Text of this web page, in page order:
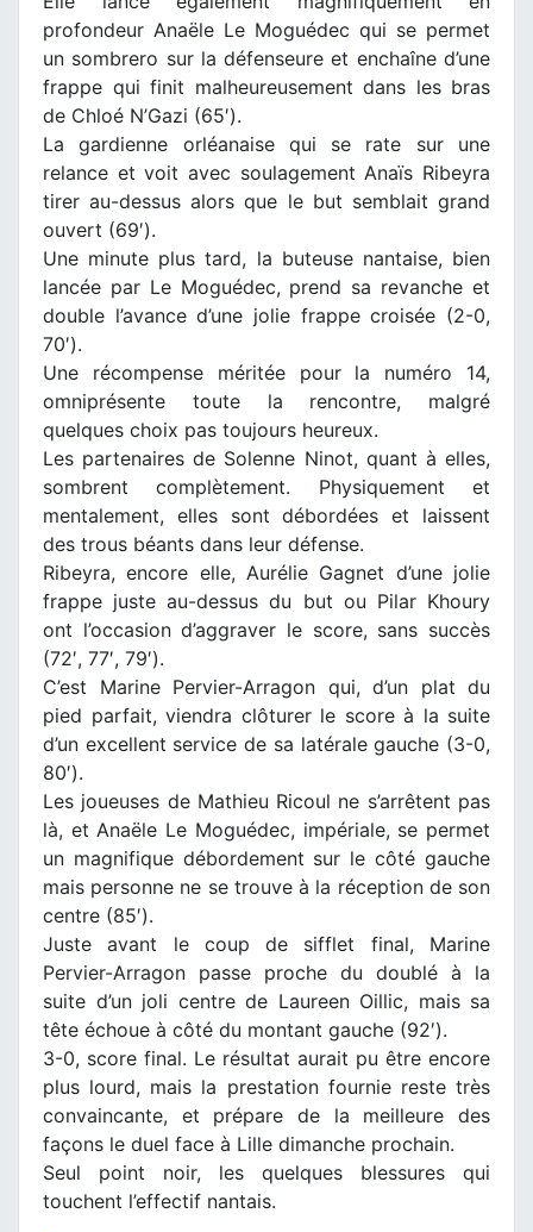
profondeur Anaële Le Moguédec qui se permet
un sombrero sur la défenseure et enchaîne d’une
frappe qui finit malheureusement dans les bras
de Chloé N’Gazi (65′).
La gardienne orléanaise qui se rate sur une
relance et voit avec soulagement Anaïs Ribeyra
tirer au-dessus alors que le but semblait grand
ouvert (69′).
Une minute plus tard, la buteuse nantaise, bien
lancée par Le Moguédec, prend sa revanche et
double l’avance d’une jolie frappe croisée (2-0,
70′).
Une récompense méritée pour la numéro 14,
omniprésente toute la rencontre, malgré
quelques choix pas toujours heureux.
Les partenaires de Solenne Ninot, quant à elles,
sombrent complètement. Physiquement et
mentalement, elles sont débordées et laissent
des trous béants dans leur défense.
Ribeyra, encore elle, Aurélie Gagnet d’une jolie
frappe juste au-dessus du but ou Pilar Khoury
ont l’occasion d’aggraver le score, sans succès
(72′, 77′, 79′).
C’est Marine Pervier-Arragon qui, d’un plat du
pied parfait, viendra clôturer le score à la suite
d’un excellent service de sa latérale gauche (3-0,
80′).
Les joueuses de Mathieu Ricoul ne s’arrêtent pas
là, et Anaële Le Moguédec, impériale, se permet
un magnifique débordement sur le côté gauche
mais personne ne se trouve à la réception de son
centre (85′).
Juste avant le coup de sifflet final, Marine
Pervier-Arragon passe proche du doublé à la
suite d’un joli centre de Laureen Oillic, mais sa
tête échoue à côté du montant gauche (92′).
3-0, score final. Le résultat aurait pu être encore
plus lourd, mais la prestation fournie reste très
convaincante, et prépare de la meilleure des
façons le duel face à Lille dimanche prochain.
Seul point noir, les quelques blessures qui
touchent l’effectif nantais.